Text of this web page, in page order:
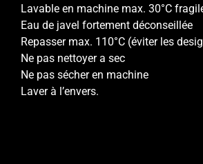
Lavable en machine max. 30°C
Eau de javel fortement déconseillée
Repasser max. 110°C (éviter les
Ne pas nettoyer a sec
Ne pas sécher en machine
Laver à l’envers.